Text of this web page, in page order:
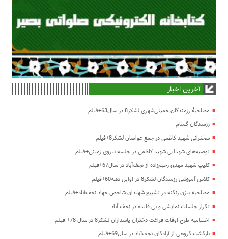
آخرین اخبار
مصاحبۀ رزمندگان خمینی‌شهری لشکر8 در سال63+فیلم
رزمندگان گمنام
سخنرانی شهید کاظمی در جمع غواصان لشکر8+فیلم
توصیه‌های شهدایی شهید کاظمی در جلسه نیروی زمینی+فیلم
کلیپ شهید مهدی رحیم‌زاده از نجف‌آباد در سال67+فیلم
کلاس آموزشی رزمندگان لشکر8 در اوایل دهه60+فیلم
مصاحبه بیژن زنگنه در تشییع شهیدان شاخص جهاد نجف‌آباد+فیلم
تکرار جلسات نمایشی و بی فایده در نجف آباد
اختتامیه طرح اوقات فراغت دختران پاسداران لشکر8 در سال 78+ فیلم
بازگشت گروهی از آزادگان نجف‌آباد در سال69+فیلم